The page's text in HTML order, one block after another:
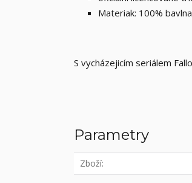
Materiak: 100%
S vycházejicím seriálem
Parametry
Zboží